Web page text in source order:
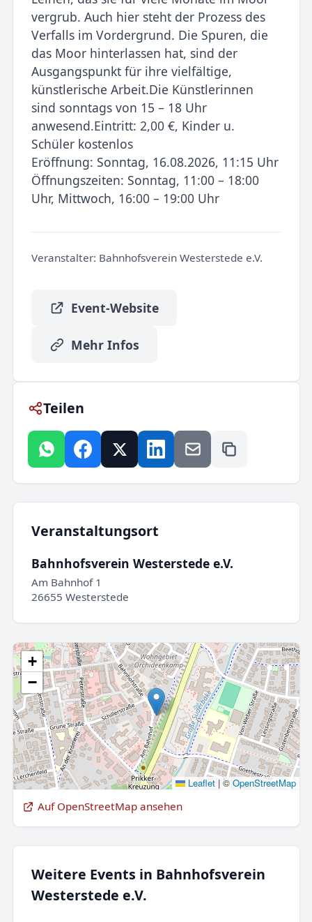
vergrub. Auch hier steht der Prozess des
Verfalls im Vordergrund. Die Spuren, die
das Moor hinterlassen hat, sind der
Ausgangspunkt für ihre vielfältige,
künstlerische Arbeit.Die Künstlerinnen
sind sonntags von 15 – 18 Uhr
anwesend.Eintritt: 2,00 €, Kinder u.
Schüler kostenlos
Eröffnung: Sonntag, 16.08.2026, 11:15 Uhr
Öffnungszeiten: Sonntag, 11:00 – 18:00
Uhr, Mittwoch, 16:00 – 19:00 Uhr
Veranstalter: Bahnhofsverein Westerstede e.V.
Event-Website
Mehr Infos
Teilen
Veranstaltungsort
Bahnhofsverein Westerstede e.V.
Am Bahnhof 1
26655 Westerstede
+
−
Leaflet |©OpenStreetMap
Auf OpenStreetMap ansehen
Weitere Events in Bahnhofsverein
Westerstede e.V.